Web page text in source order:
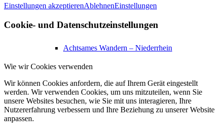
Achtsames Wandern – Niederrhein
Einstellungen akzeptierenAblehnenEinstellungen
Cookie- und Datenschutzeinstellungen
Wie wir Cookies verwenden
Wir können Cookies anfordern, die auf Ihrem Gerät eingestellt
werden. Wir verwenden Cookies, um uns mitzuteilen, wenn Sie
unsere Websites besuchen, wie Sie mit uns interagieren, Ihre
Nutzererfahrung verbessern und Ihre Beziehung zu unserer Website
anpassen.